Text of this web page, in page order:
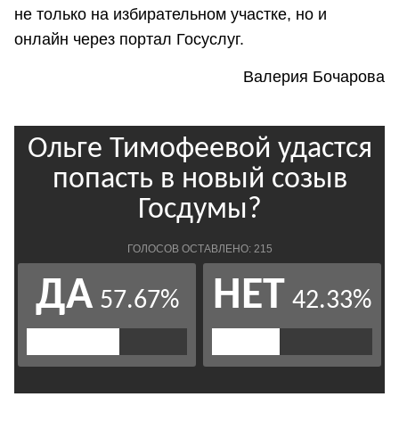
не только на избирательном участке, но и
онлайн через портал Госуслуг.
Валерия Бочарова